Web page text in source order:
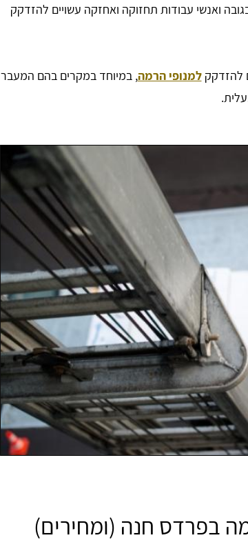
ואנשי עבודות תחזוקה ואחזקה עשויים להזדקק
להזדקקלמנופי הרמה, במיוחד במקרים בהם המעבר